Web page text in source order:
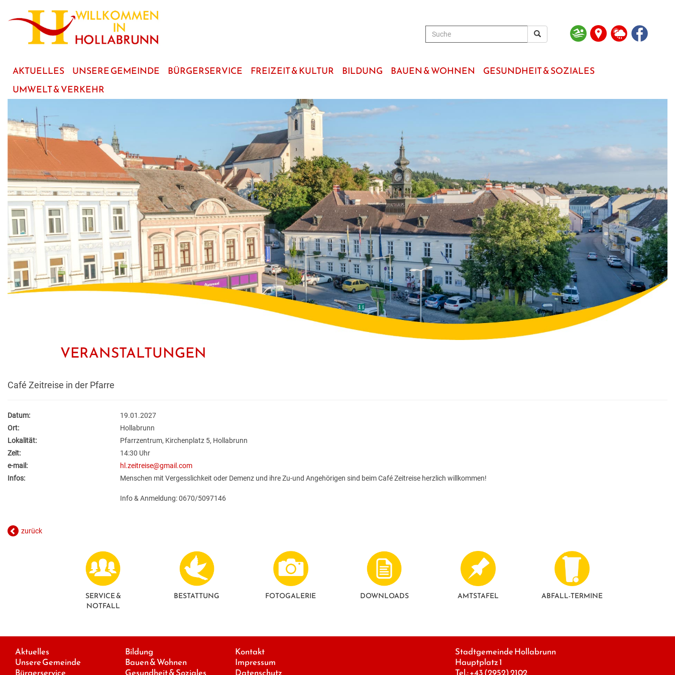
Hauptinhalt
AKTUELLES UNSERE GEMEINDE BÜRGERSERVICE FREIZEIT & KULTUR BILDUNG BAUEN & WOHNEN
GESUNDHEIT & SOZIALES
UMWELT & VERKEHR
VERANSTALTUNGEN
Café Zeitreise in der Pfarre
Datum:
19.01.2027
Ort:
Hollabrunn
Lokalität:
Pfarrzentrum, Kirchenplatz 5, Hollabrunn
Zeit:
14:30 Uhr
e-mail:
hl.zeitreise@gmail.com
Infos:
Menschen mit Vergesslichkeit oder Demenz und ihre Zu-und Angehörigen sind beim Café Zeitreise herzlich willkommen!
Info & Anmeldung: 0670/5097146
zurück
SERVICE &
NOTFALL
BESTATTUNG FOTO­GALERIE DOWNLOADS AMTSTAFEL ABFALL-TERMINE
Aktuelles
Unsere Gemeinde
Bildung
Bauen & Wohnen
Kontakt
Impressum
Stadtgemeinde Hollabrunn
Hauptplatz 1